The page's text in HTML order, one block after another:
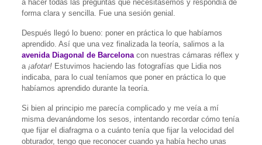
a hacer todas las preguntas que necesitásemos y respondía de
forma clara y sencilla. Fue una sesión genial.
Después llegó lo bueno: poner en práctica lo que habíamos
aprendido. Así que una vez finalizada la teoría, salimos a la
avenida Diagonal de Barcelonacon nuestras cámaras réflex y
a ¡afotar!Estuvimos haciendo las fotografías que Lidia nos
indicaba, para lo cual teníamos que poner en práctica lo que
habíamos aprendido durante la teoría.
Si bien al principio me parecía complicado y me veía a mí
misma devanándome los sesos, intentando recordar cómo tenía
que fijar el diafragma o a cuánto tenía que fijar la velocidad del
obturador, tengo que reconocer cuando ya había hecho unas